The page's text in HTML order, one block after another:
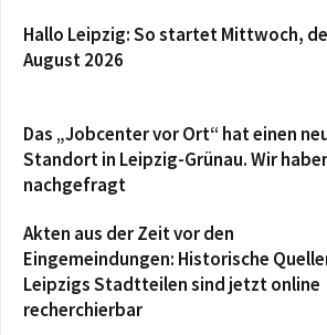
Hallo Leipzig: So startet Mittwoch,
August 2026
Das „Jobcenter vor Ort“ hat einen
Standort in Leipzig-Grünau. Wir
nachgefragt
Akten aus der Zeit vor den
Eingemeindungen: Historische
Leipzigs Stadtteilen sind jetzt online
recherchierbar